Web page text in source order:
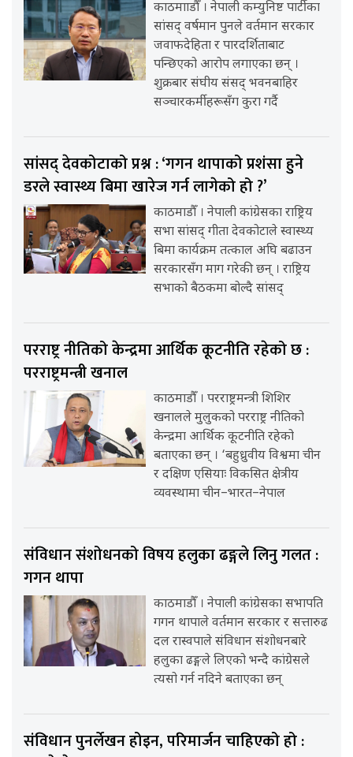
काठमााडौँ । नेपाली कम्युनिष्ट पार्टीका
सांसद् वर्षमान पुनले वर्तमान सरकार
जवाफदेहिता र पारदर्शिताबाट
पन्छिएको आरोप लगाएका छन् ।
शुक्रबार संघीय संसद् भवनबाहिर
सञ्चारकर्मीहरूसँग कुरा गर्दै
सांसद् देवकोटाको प्रश्न : ‘गगन थापाको प्रशंसा हुने
डरले स्वास्थ्य बिमा खारेज गर्न लागेको हो ?’
काठमाडौँ । नेपाली कांग्रेसका राष्ट्रिय
सभा सांसद् गीता देवकोटाले स्वास्थ्य
बिमा कार्यक्रम तत्काल अघि बढाउन
सरकारसँग माग गरेकी छन् । राष्ट्रिय
सभाको बैठकमा बोल्दै सांसद्
परराष्ट्र नीतिको केन्द्रमा आर्थिक कूटनीति रहेको छ :
परराष्ट्रमन्त्री खनाल
काठमाडौँ । परराष्ट्रमन्त्री शिशिर
खनालले मुलुकको परराष्ट्र नीतिको
केन्द्रमा आर्थिक कूटनीति रहेको
बताएका छन् । ‘बहुध्रुवीय विश्वमा चीन
र दक्षिण एसियाः विकसित क्षेत्रीय
व्यवस्थामा चीन–भारत–नेपाल
संविधान संशोधनको विषय हलुका ढङ्गले लिनु गलत :
गगन थापा
काठमाडौँ । नेपाली कांग्रेसका सभापति
गगन थापाले वर्तमान सरकार र सत्तारुढ
दल रास्वपाले संविधान संशोधनबारे
हलुका ढङ्गले लिएको भन्दै कांग्रेसले
त्यसो गर्न नदिने बताएका छन्
संविधान पुनर्लेखन होइन, परिमार्जन चाहिएको हो :